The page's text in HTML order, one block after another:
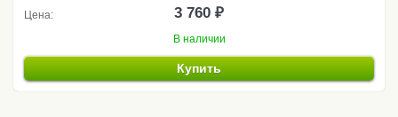
Цена: 3 760 ₽
В наличии
Купить